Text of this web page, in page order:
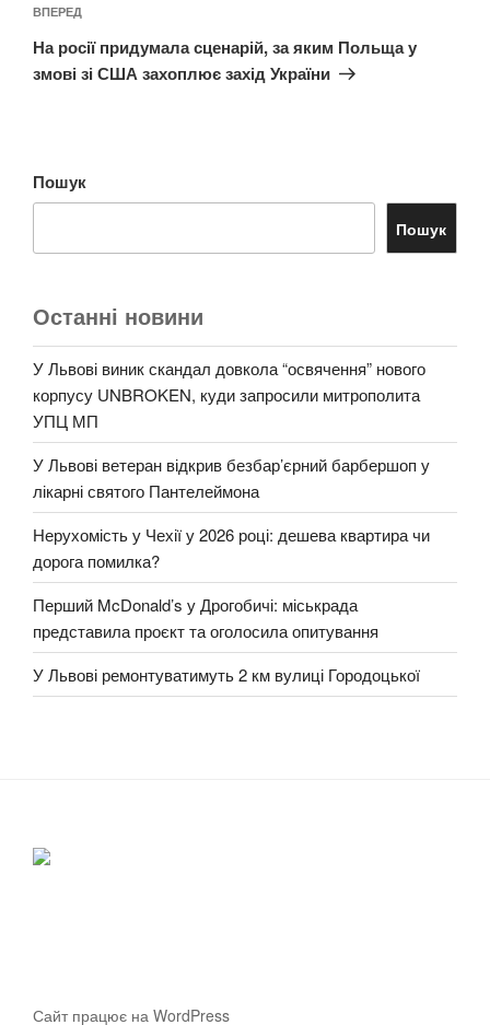
Наступний
запис
ВПЕРЕД
На росії придумала сценарій, за яким Польща у
змові зі США захоплює захід України
Пошук
Пошук
Останні новини
У Львові виник скандал довкола “освячення” нового
корпусу UNBROKEN, куди запросили митрополита
УПЦ МП
У Львові ветеран відкрив безбар’єрний барбершоп у
лікарні святого Пантелеймона
Нерухомість у Чехії у 2026 році: дешева квартира чи
дорога помилка?
Перший McDonald’s у Дрогобичі: міськрада
представила проєкт та оголосила опитування
У Львові ремонтуватимуть 2 км вулиці Городоцької
Сайт працює на WordPress